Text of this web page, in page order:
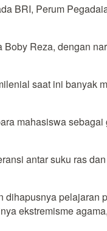
BRI, Perum
Reza, dengan
saat ini banyak
mahasiswa
antar suku ras
dihapusnya pelajaran
ekstremisme